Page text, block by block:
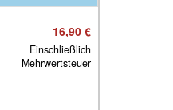
16,90 €
Einschließlich
Mehrwertsteuer